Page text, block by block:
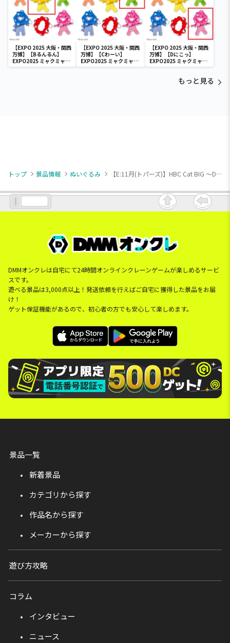
【EXPO 2025 大阪・関西
万博】【Bるんるん】
EXPO2025 ミャクミャク
カラフルゴム紐付きぬい
【EXPO 2025 大阪・関西
万博】【Cわーい】
EXPO2025 ミャクミャク
カラフルゴム紐付きぬい
【EXPO 2025 大阪・関西
万博】【Dにこっ】
EXPO2025 ミャクミャク
カラフルゴム紐付きぬい
もっと見る
トップ 景品情報 ぬいぐるみ 【E:11月(トパーズ)】HBC Cat BIG ～Double Ribbon～ vol.2
DMMオンクレは自宅にて24時間オンラインクレーンゲームが楽しめるサービ
スです。
遊べる景品は3,000点以上！発送依頼を行えばご自宅に獲得した景品をお届
け！
ゲット保証機能があるので、初心者の方でも安心して楽しめます。
景品一覧
新着景品
カテゴリから探す
作品名から探す
メーカーから探す
遊び方攻略
コラム
インタビュー
ニュース